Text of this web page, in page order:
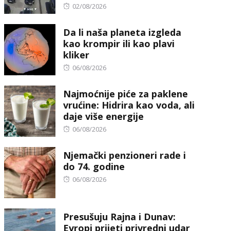
Posted
02/08/2026
Da li naša planeta izgleda
kao krompir ili kao plavi
kliker
Posted
06/08/2026
Najmoćnije piće za paklene
vrućine: Hidrira kao voda, ali
daje više energije
Posted
06/08/2026
Njemački penzioneri rade i
do 74. godine
Posted
06/08/2026
Presušuju Rajna i Dunav:
Evropi prijeti privredni udar